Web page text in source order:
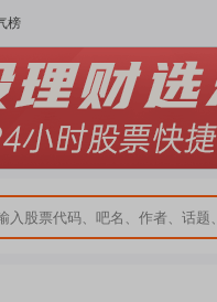
榜
广东海洋牧场“国资